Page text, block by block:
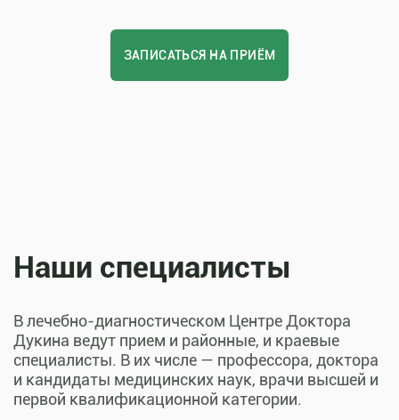
ЗАПИСАТЬСЯ НА ПРИЁМ
Наши специалисты
В лечебно-диагностическом Центре Доктора
Дукина ведут прием и районные, и краевые
специалисты. В их числе — профессора, доктора
и кандидаты медицинских наук, врачи высшей и
первой квалификационной категории.